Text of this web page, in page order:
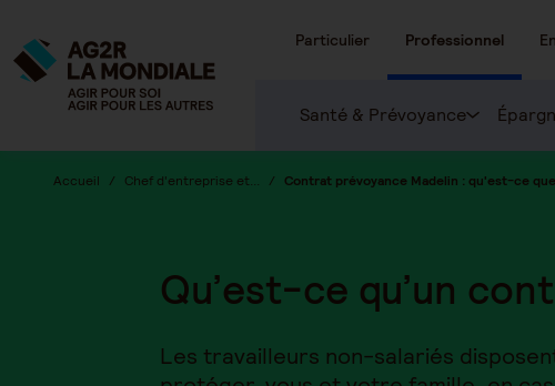
Particulier Professionnel
Santé & Prévoyance
Accueil Chef d'entreprise et... Contrat prévoyance Madelin : qu'est-ce
Qu’est-ce qu’un
Les travailleurs non-salariés